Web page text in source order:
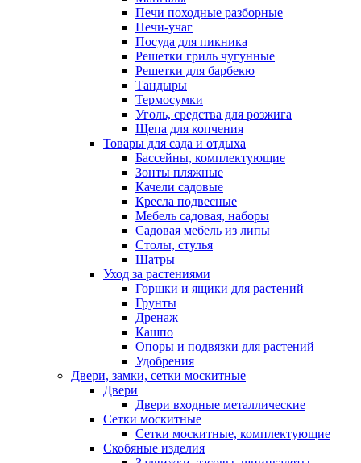
Печи походные разборные
Печи-учаг
Посуда для пикника
Решетки гриль чугунные
Решетки для барбекю
Тандыры
Термосумки
Уголь, средства для розжига
Щепа для копчения
Товары для сада и отдыха
Бассейны, комплектующие
Зонты пляжные
Качели садовые
Кресла подвесные
Мебель садовая, наборы
Садовая мебель из липы
Столы, стулья
Шатры
Уход за растениями
Горшки и ящики для растений
Грунты
Дренаж
Кашпо
Опоры и подвязки для растений
Удобрения
Двери, замки, сетки москитные
Двери
Двери входные металлические
Сетки москитные
Сетки москитные, комплектующие
Скобяные изделия